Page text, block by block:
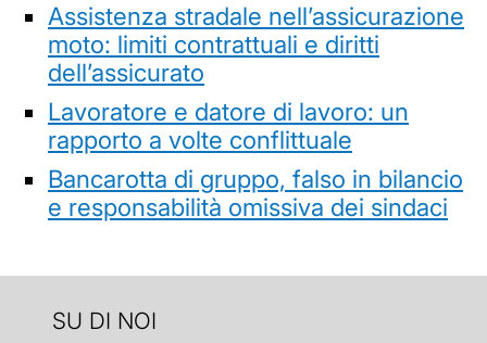
Assistenza stradale nell’assicurazione
moto: limiti contrattuali e diritti
dell’assicurato
Lavoratore e datore di lavoro: un
rapporto a volte conflittuale
Bancarotta di gruppo, falso in bilancio
e responsabilità omissiva dei sindaci
SU DI NOI